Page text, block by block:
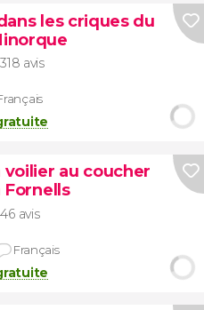
les criques du
avis
voilier au coucher
Fornells
avis
Français